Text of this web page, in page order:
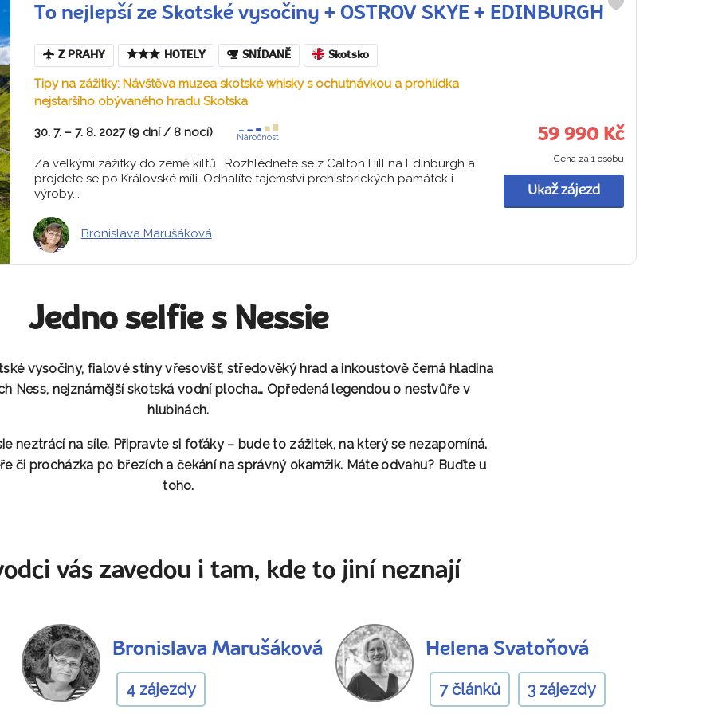
To nejlepší ze Skotské vysočiny + OSTROV SKYE + EDINBURGH
Z PRAHY HOTELY SNÍDANĚ Skotsko
Tipy na zážitky: Návštěva muzea skotské whisky s ochutnávkou a prohlídka
nejstaršího obývaného hradu Skotska
30. 7. – 7. 8. 2027 (9 dní / 8 nocí) Náročnost
Za velkými zážitky do země kiltů… Rozhlédnete se z Calton Hill na Edinburgh a
projdete se po Královské míli. Odhalíte tajemství prehistorických památek i
výroby...
Bronislava Marušáková
59 990 Kč
Cena za 1 osobu
Ukaž zájezd
Jedno selfie s Nessie
vysočiny, fialové stíny vřesovišť, středověký hrad a inkoustově černá hladina
Ness, nejznámější skotská vodní plocha… Opředená legendou o nestvůře v
hlubinách.
neztrácí na síle. Připravte si foťáky – bude to zážitek, na který se nezapomíná.
či procházka po březích a čekání na správný okamžik. Máte odvahu? Buďte u
toho.
vás zavedou i tam, kde to jiní neznají
Bronislava Marušáková
4 zájezdy
Helena Svatoňová
7 článků 3 zájezdy